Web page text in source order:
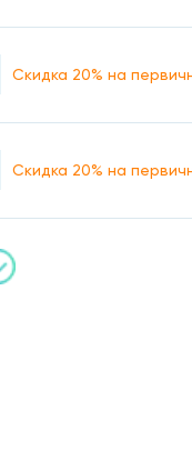
Скидка 20% на
Скидка 20% на